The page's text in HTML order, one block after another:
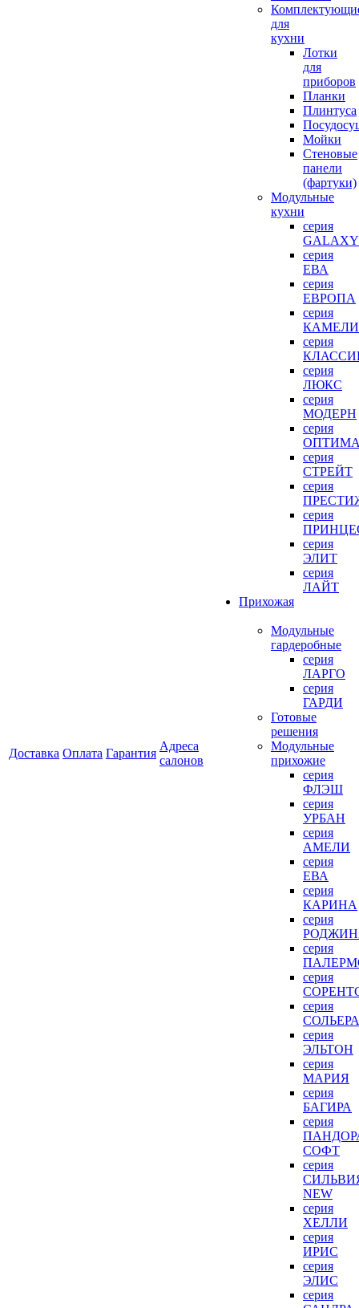
Доставка Оплата Гарантия
Адреса
салонов
для
кухни
Лотки
для
приборов
Планки
Плинтуса
Мойки
Стеновые
панели
(фартуки)
Mодульные
кухни
серия
GALAXY
серия
ЕВА
серия
ЕВРОПА
серия
серия
серия
ЛЮКС
серия
МОДЕРН
серия
серия
СТРЕЙТ
серия
серия
серия
ЭЛИТ
серия
ЛАЙТ
Прихожая
Модульные
гардеробные
серия
ЛАРГО
серия
ГАРДИ
Готовые
решения
Модульные
прихожие
серия
ФЛЭШ
серия
УРБАН
серия
АМЕЛИ
серия
ЕВА
серия
КАРИНА
серия
серия
серия
серия
СОЛЬЕРА
серия
ЭЛЬТОН
серия
МАРИЯ
серия
БАГИРА
серия
СОФТ
серия
NEW
серия
ХЕЛЛИ
серия
ИРИС
серия
ЭЛИС
серия